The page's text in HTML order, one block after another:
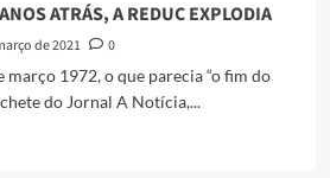
ATRÁS, A REDUC EXPLODIA
de 2021
0
março 1972, o que parecia “o fim do
do Jornal A Notícia,...